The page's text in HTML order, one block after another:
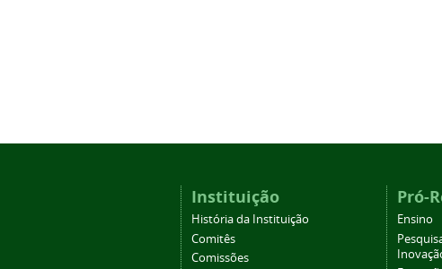
Instituição
História da Instituição
Comitês
Comissões
Pró-
Ensino